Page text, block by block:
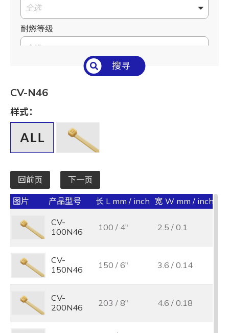
全选
耐燃等级
全选
全选
长 L mm / inch
宽 W mm / inch
全选
承受力 lbs/kgf/N
全选
最大束线径 (mm)
基板孔径 (mm)
基板厚度 (mm)
全选
搜寻
CV-N46
样式：
回前页 下一页
图片 产品型号 长 L mm / inch 宽 W mm / inch
CV-
100N46
100 / 4" 2.5 / 0.1
CV-
150N46
150 / 6" 3.6 / 0.14
CV-
200N46
203 / 8" 4.6 / 0.18